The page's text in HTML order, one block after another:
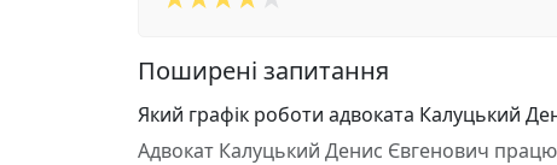
Поширені запитання
Який графік роботи адвоката Калуцький
Адвокат Калуцький Денис Євгенович